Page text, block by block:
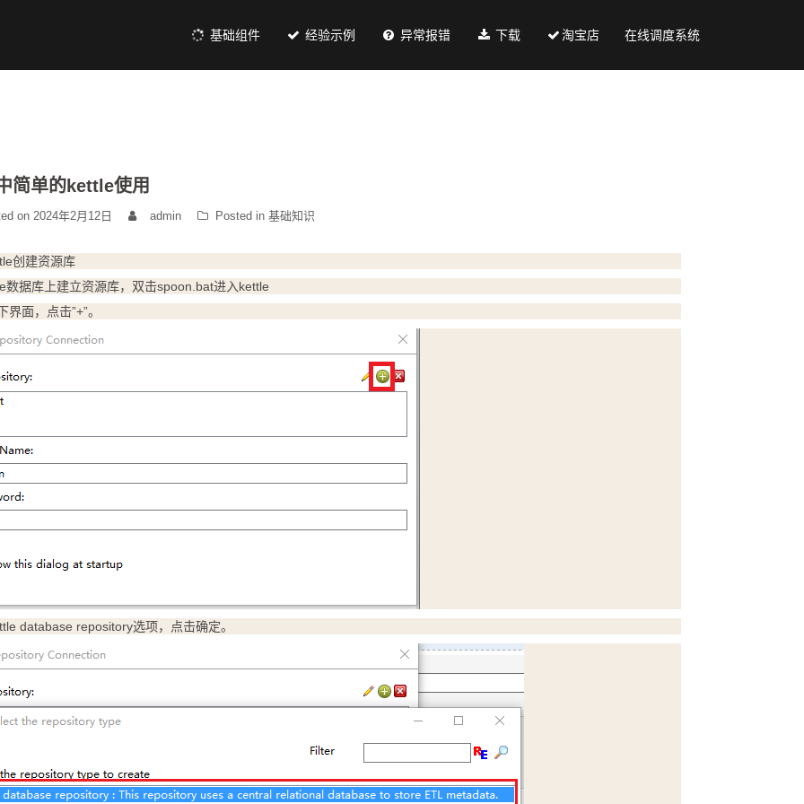
基础组件 经验示例 异常报错 下载 淘宝店 在线调度系统
简单的kettle使用
on 2024年2月12日 admin Posted in 基础知识
创建资源库
数据库上建立资源库，双击spoon.bat进入kettle
界面，点击”+”。
database repository选项，点击确定。